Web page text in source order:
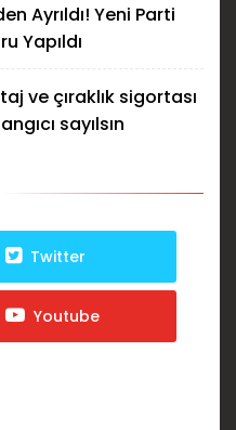
Ayrıldı! Yeni Parti
Yapıldı
ve çıraklık sigortası
sayılsın
Twitter
Youtube